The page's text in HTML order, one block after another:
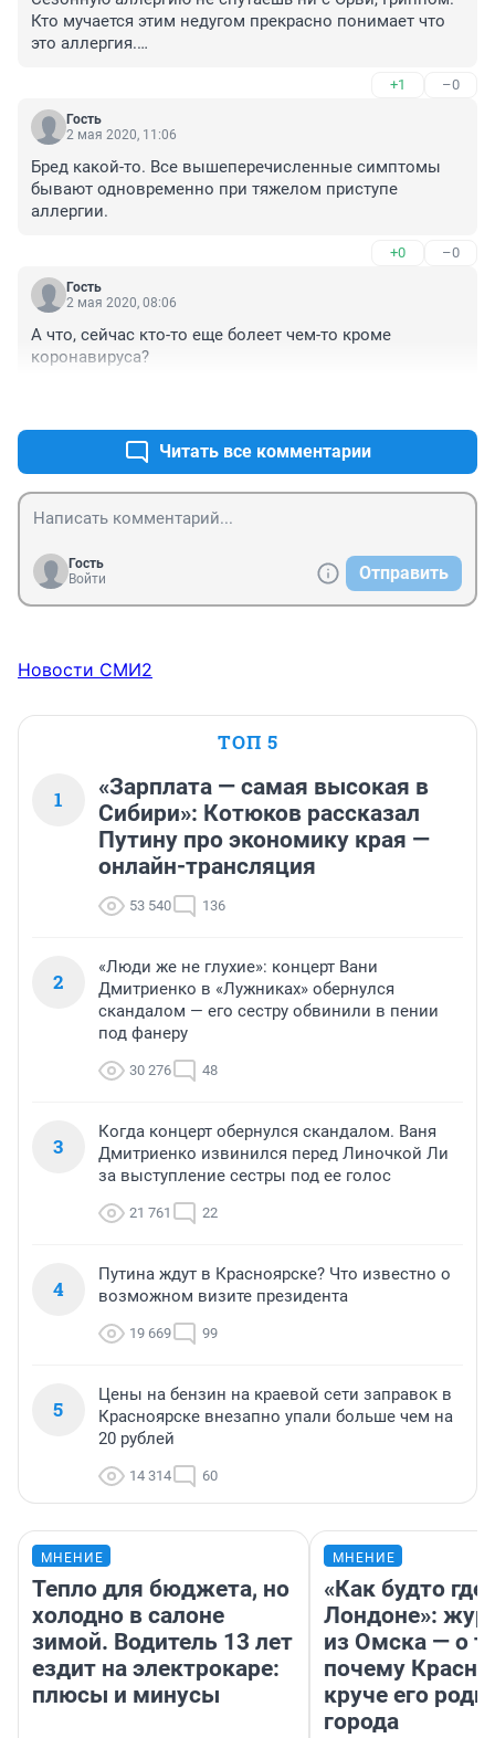
Кто мучается этим недугом прекрасно понимает что
это аллергия.
+1 –0
Гость
2 мая 2020, 11:06
Бред какой-то. Все вышеперечисленные симптомы
бывают одновременно при тяжелом приступе
аллергии.
+0 –0
Гость
2 мая 2020, 08:06
А что, сейчас кто-то еще болеет чем-то кроме
коронавируса?
Читать все комментарии
Гость
Войти
Отправить
Новости СМИ2
ТОП 5
1
«Зарплата — самая высокая в
Сибири»: Котюков рассказал
Путину про экономику края —
онлайн-трансляция
53 540 136
2
«Люди же не глухие»: концерт Вани
Дмитриенко в «Лужниках» обернулся
скандалом — его сестру обвинили в пении
под фанеру
30 276 48
3
Когда концерт обернулся скандалом. Ваня
Дмитриенко извинился перед Линочкой Ли
за выступление сестры под ее голос
21 761 22
4
Путина ждут в Красноярске? Что известно о
возможном визите президента
19 669 99
5
Цены на бензин на краевой сети заправок в
Красноярске внезапно упали больше чем на
20 рублей
14 314 60
МНЕНИЕ
Тепло для бюджета, но
холодно в салоне
зимой. Водитель 13 лет
ездит на электрокаре:
плюсы и минусы
МНЕНИЕ
«Как будто
Лондоне»:
из Омска — о
почему
круче его
города